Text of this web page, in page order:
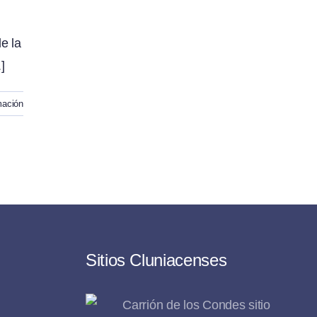
la
Sitios Cluniacenses